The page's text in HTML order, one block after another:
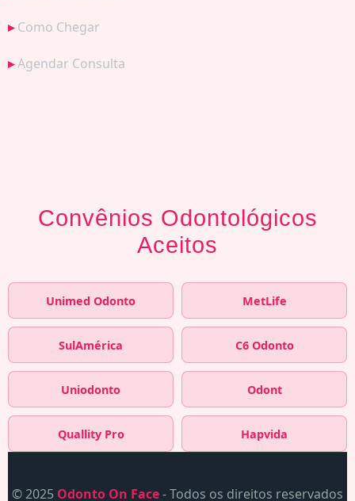
Como Chegar
Agendar Consulta
Convênios Odontológicos
Aceitos
Unimed Odonto MetLife
SulAmérica C6 Odonto
Uniodonto Odont
Quallity Pro Hapvida
© 2025 Odonto On Face- Todos os direitos reservados